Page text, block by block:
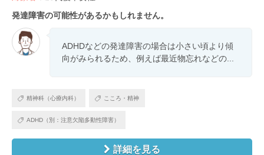
発達障害の可能性があるかもしれません。
ADHDなどの発達障害の場合は小さい頃より傾
向がみられるため、例えば最近物忘れなどの...
精神科（心療内科） こころ・精神
ADHD（別：注意欠陥多動性障害）
詳細を見る